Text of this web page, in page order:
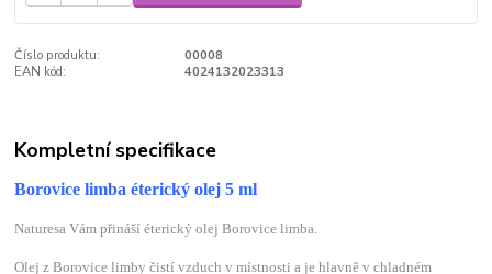
Číslo produktu:
00008
EAN kód:
4024132023313
Kompletní specifikace
Borovice limba éterický olej 5 ml
Naturesa Vám přináší éterický olej Borovice limba.
Olej z Borovice limby čistí vzduch v místnosti a je hlavně v chladném